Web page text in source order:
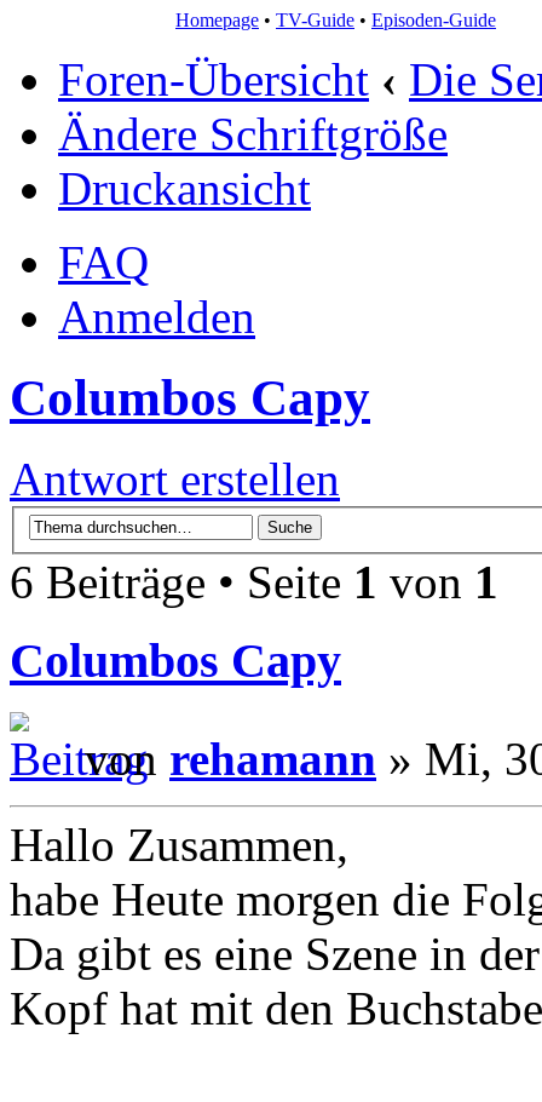
Homepage • TV-Guide • Episoden-Guide
Foren-Übersicht ‹ Die
Ändere Schriftgröße
Druckansicht
FAQ
Anmelden
Columbos Capy
Antwort erstellen
6 Beiträge • Seite 1 von 1
Columbos Capy
von rehamann » Mi,
Hallo Zusammen,
habe Heute morgen die
Da gibt es eine Szene in
Kopf hat mit den